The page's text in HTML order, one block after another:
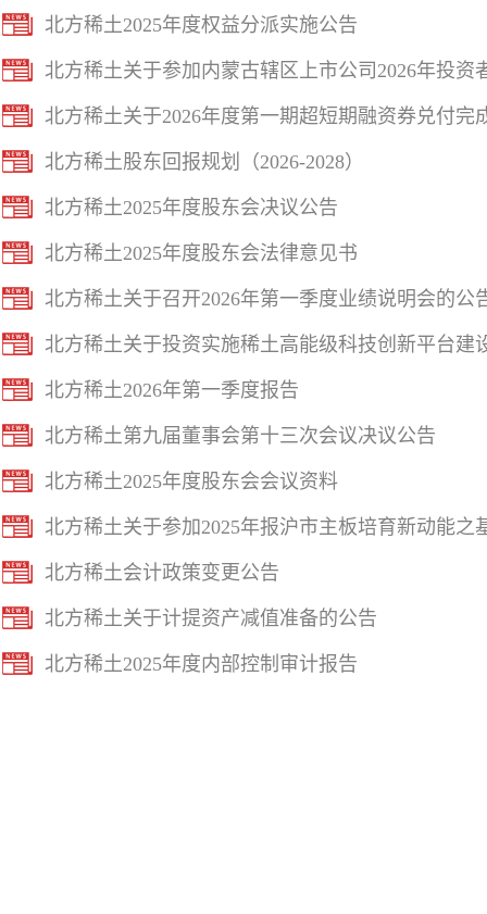
北方稀土2025年度权益分派实施公告
北方稀土关于参加内蒙古辖区上市公司2026年投资
北方稀土关于2026年度第一期超短期融资券兑付完
北方稀土股东回报规划（2026-2028）
北方稀土2025年度股东会决议公告
北方稀土2025年度股东会法律意见书
北方稀土关于召开2026年第一季度业绩说明会的公
北方稀土关于投资实施稀土高能级科技创新平台建
北方稀土2026年第一季度报告
北方稀土第九届董事会第十三次会议决议公告
北方稀土2025年度股东会会议资料
北方稀土关于参加2025年报沪市主板培育新动能
北方稀土会计政策变更公告
北方稀土关于计提资产减值准备的公告
北方稀土2025年度内部控制审计报告